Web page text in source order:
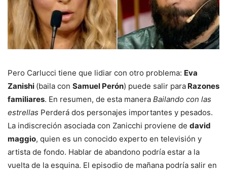
Pero Carlucci tiene que lidiar con otro problema: Eva
Zanishi (baila con Samuel Perón) puede salir para Razones
familiares. En resumen, de esta manera Bailando con las
estrellas Perderá dos personajes importantes y pesados.
La indiscreción asociada con Zanicchi proviene de david
maggio, quien es un conocido experto en televisión y
artista de fondo. Hablar de abandono podría estar a la
vuelta de la esquina. El episodio de mañana podría salir en